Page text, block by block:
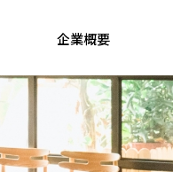
企業概要